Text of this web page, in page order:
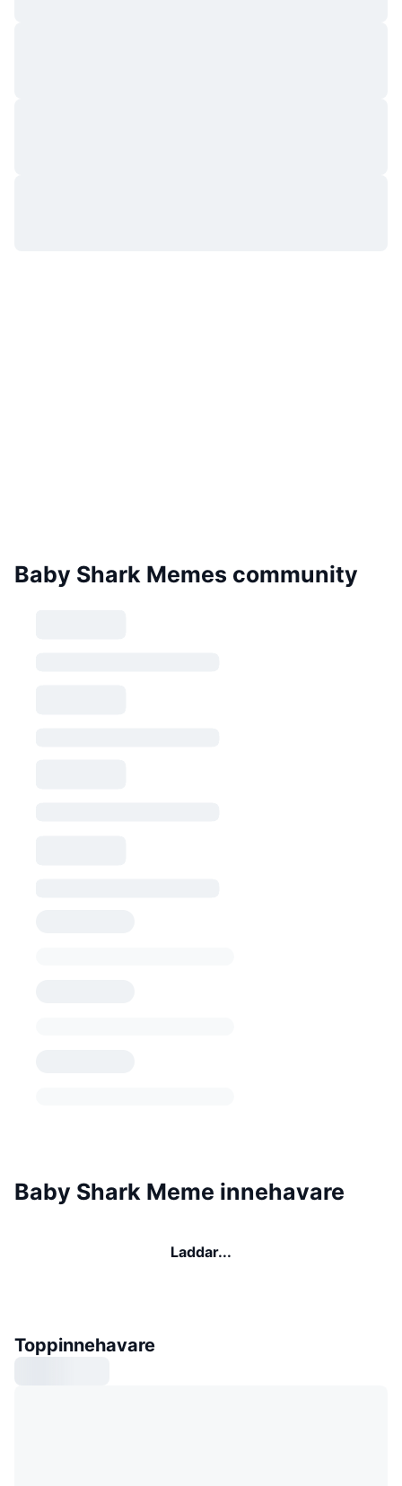
Baby Shark Memes community
Baby Shark Meme innehavare
Laddar...
Toppinnehavare